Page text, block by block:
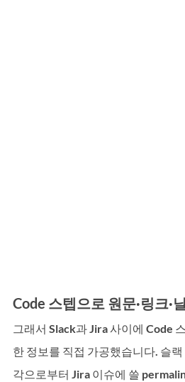
Code 스텝으로 원문·링크·
그래서 Slack과 Jira 사이에 Code
한 정보를 직접 가공했습니다. 슬
각으로부터 Jira 이슈에 쓸